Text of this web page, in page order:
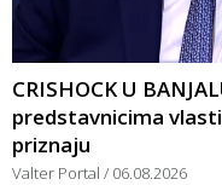
CRISHOCK U
predstavnicima
priznaju
Valter Portal 06.08.2026